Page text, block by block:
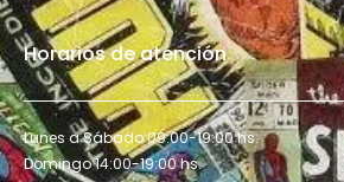
Horarios de atención
Lunes a Sábado 09:00-19:00 hs.
Domingo 14:00-19:00 hs.